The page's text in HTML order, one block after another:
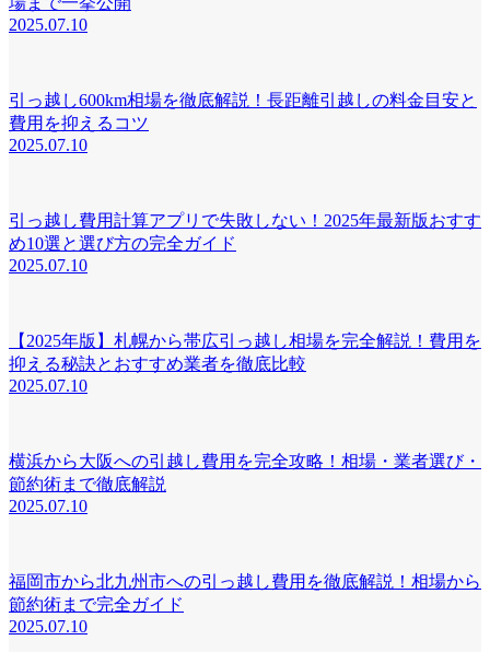
2025.07.10
引っ越し600km相場を徹底解説！長距離引越しの料金目安と
費用を抑えるコツ
2025.07.10
引っ越し費用計算アプリで失敗しない！2025年最新版おすす
め10選と選び方の完全ガイド
2025.07.10
【2025年版】札幌から帯広引っ越し相場を完全解説！費用を
抑える秘訣とおすすめ業者を徹底比較
2025.07.10
横浜から大阪への引越し費用を完全攻略！相場・業者選び・
節約術まで徹底解説
2025.07.10
福岡市から北九州市への引っ越し費用を徹底解説！相場から
節約術まで完全ガイド
2025.07.10